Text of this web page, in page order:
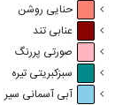
حنایی روشن
عنابی تند
صورتی پررنگ
سبزکبریتی تیره
آبی آسمانی سیر